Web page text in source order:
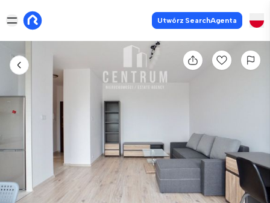
Utwórz SearchAgenta